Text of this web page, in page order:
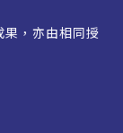
，亦由相同授